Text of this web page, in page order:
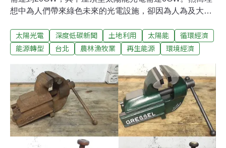
想中為人們帶來綠色未來的光電設施，卻因為人為及大環
火。為了讓太陽光電走上正途，民進黨立委洪申翰繼13日
召開地面型光電公聽會後，昨（28日）又針對屋頂型光電
光電的成果，卻遭立委及環保團體批評只有成果卻沒有盤
點有潛力的設置面積，質疑各部會努力不足。洪申翰也
說，各部會絕對不要認為自己只是配合行政院命令做事，
新能源是國內外的大趨勢，無論是公私部門都必須跟上，
只是時間早晚問題，提前部署只有好處沒有壞處。部會被
批不夠努力 立委要求各部會心態更積極公聽會上，交通部
和內政部被環團點名不夠努力。根據2016年10月27日行政
太陽光電 深度低碳新聞 土地利用 太陽能
循環經濟
能源轉型
台北 農林漁牧業 再生能源 環境經濟